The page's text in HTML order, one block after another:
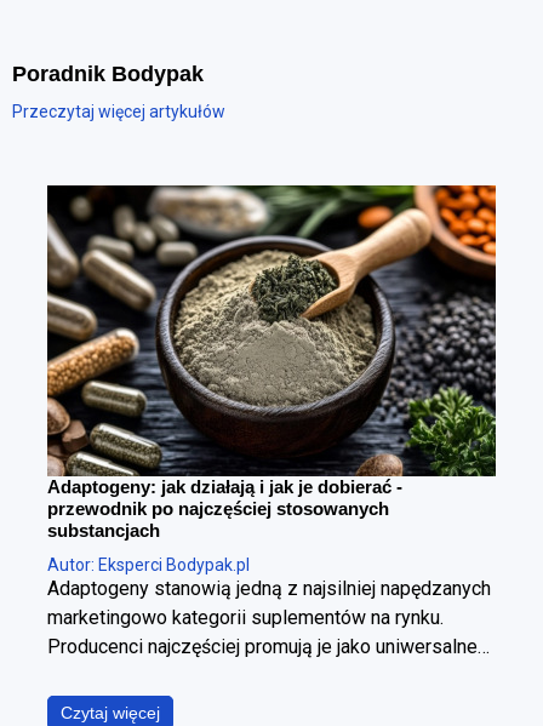
Poradnik Bodypak
Przeczytaj więcej artykułów
Adaptogeny: jak działają i jak je dobierać -
przewodnik po najczęściej stosowanych
substancjach
Autor: Eksperci Bodypak.pl
Adaptogeny stanowią jedną z najsilniej napędzanych
marketingowo kategorii suplementów na rynku.
Producenci najczęściej promują je jako uniwersalne
snu, wzrost poziomu energii, wyostrzenie
Czytaj więcej